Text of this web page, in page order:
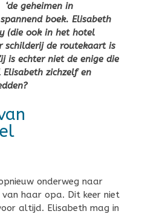
geheimen in
boek. Elisabeth
(die ook in het hotel
schilderij de routekaart is
is echter niet de enige die
zichzelf en
onderweg naar
haar opa. Dit keer niet
altijd. Elisabeth mag in